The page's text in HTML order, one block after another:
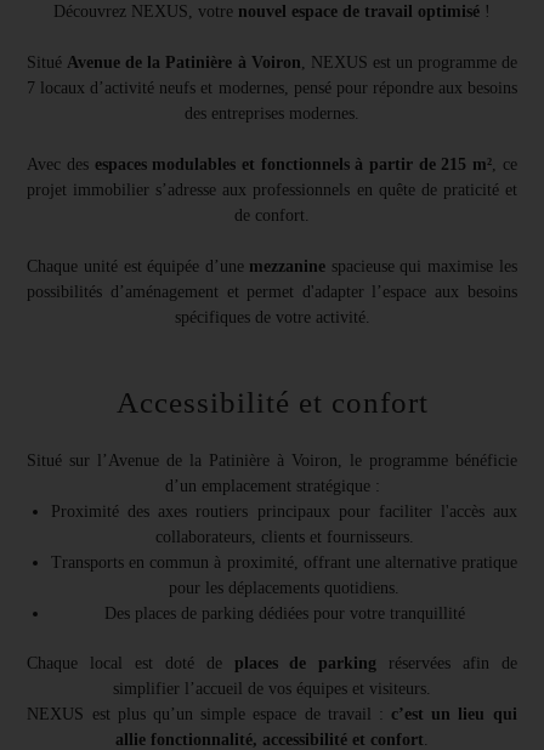
Découvrez NEXUS, votre nouvel espace de travail optimisé !
Situé Avenue de la Patinière à Voiron , NEXUS est un programme de
7 locaux d’activité neufs et modernes, pensé pour répondre aux besoins
des entreprises modernes.
Avec des espaces modulables et fonctionnels à partir de 215 m², ce
projet immobilier s’adresse aux professionnels en quête de praticité et
de confort.
Chaque unité est équipée d’une mezzanine spacieuse qui maximise les
possibilités d’aménagement et permet d'adapter l’espace aux besoins
spécifiques de votre activité.
Accessibilité et confort
Situé sur l’Avenue de la Patinière à Voiron, le programme bénéficie
d’un emplacement stratégique :
Proximité des axes routiers principaux pour faciliter l'accès aux
collaborateurs, clients et fournisseurs.
Transports en commun à proximité, offrant une alternative pratique
pour les déplacements quotidiens.
Des places de parking dédiées pour votre tranquillité
Chaque local est doté de places de parking réservées afin de
simplifier l’accueil de vos équipes et visiteurs.
NEXUS est plus qu’un simple espace de travail : c’est un lieu qui
allie fonctionnalité, accessibilité et confort